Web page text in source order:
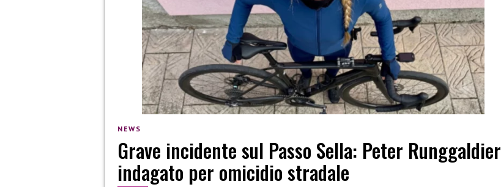
NEWS
Grave incidente sul Passo Sella: Peter Runggaldier
indagato per omicidio stradale